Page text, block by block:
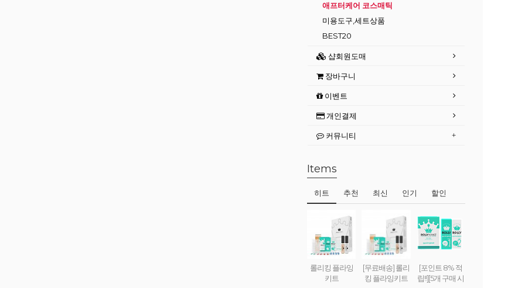
애프터케어 코스매틱
미용도구,세트상품
BEST20
샵회원도매
장바구니
이벤트
개인결제
커뮤니티
Items
히트 추천 최신 인기 할인
롤리킹 플라잉
키트
[무료배송] 롤리
킹 플라잉키트
[포인트 8% 적
립!!][5개 구매 시